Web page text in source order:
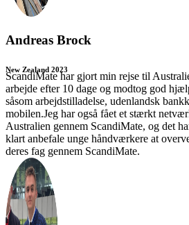
Andreas Brock
New Zealand 2023
ScandiMate har gjort min rejse til
arbejde efter 10 dage og modtog god
såsom arbejdstilladelse, udenlandsk
mobilen.Jeg har også fået et stærkt
Australien gennem ScandiMate, og det
klart anbefale unge håndværkere at
deres fag gennem ScandiMate.